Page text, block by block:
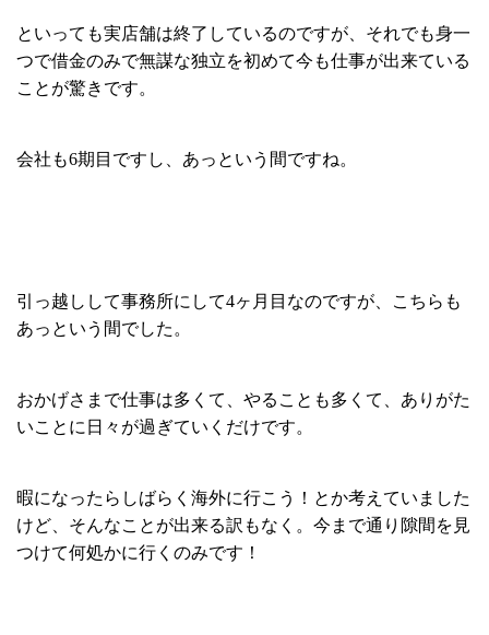
といっても実店舗は終了しているのですが、それでも身一
つで借金のみで無謀な独立を初めて今も仕事が出来ている
ことが驚きです。
会社も6期目ですし、あっという間ですね。
引っ越しして事務所にして4ヶ月目なのですが、こちらも
あっという間でした。
おかげさまで仕事は多くて、やることも多くて、ありがた
いことに日々が過ぎていくだけです。
暇になったらしばらく海外に行こう！とか考えていました
けど、そんなことが出来る訳もなく。今まで通り隙間を見
つけて何処かに行くのみです！